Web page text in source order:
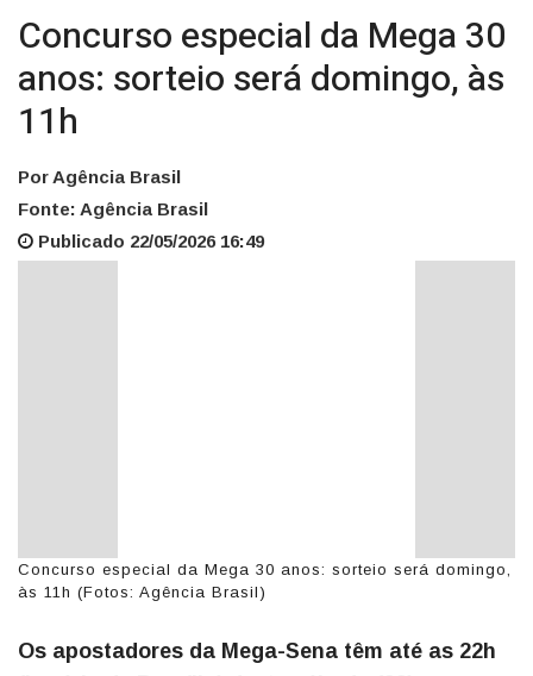
Concurso especial da Mega 30
anos: sorteio será domingo, às
11h
Por Agência Brasil
Fonte: Agência Brasil
Publicado 22/05/2026 16:49
Concurso especial da Mega 30 anos: sorteio será domingo,
às 11h (Fotos: Agência Brasil)
Os apostadores da Mega-Sena têm até as 22h